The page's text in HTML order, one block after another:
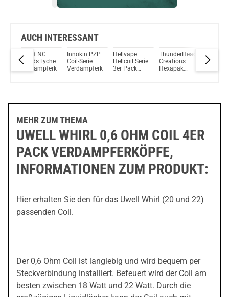
iJoy Neptun 1,8ml 650mAh Pod System Kit Blau
Du willst Kröten sparen?
Schau mal hier!
OneVape Air MOD 60 1500mAh 6,0ml Pod Kit Blau
AUCH INTERESSANT
eLeaf NC
Heads Lyche
Verdampferköpfe
Innokin PZP
Coil-Serie
Verdampferkopf
Hellvape
Hellcoil Serie
3er Pack
ThunderHead
Creations
Hexapak
NRG GT
MEHR ZUM THEMA
UWELL WHIRL 0,6 OHM COIL 4ER
PACK VERDAMPFERKÖPFE,
INFORMATIONEN ZUM PRODUKT:
Hier erhalten Sie den für das Uwell Whirl (20 und 22)
passenden Coil.
Der 0,6 Ohm Coil ist langlebig und wird bequem per
Steckverbindung installiert. Befeuert wird der Coil am
besten zwischen 18 Watt und 22 Watt. Durch die